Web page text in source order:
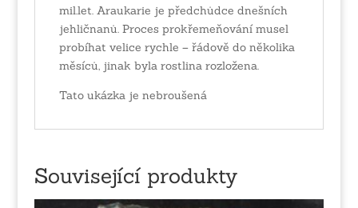
mil.let. Araukarie je předchůdce dnešních
jehličnanů. Proces prokřemeňování musel
probíhat velice rychle – řádově do několika
měsíců, jinak byla rostlina rozložena.
Tato ukázka je nebroušená
Související produkty